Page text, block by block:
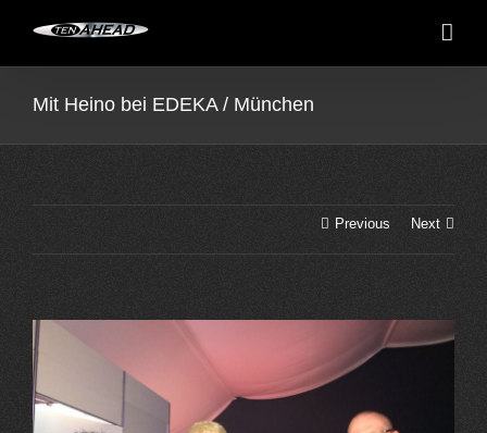
Mit Heino bei EDEKA / München
Previous Next
View
Larger
Image